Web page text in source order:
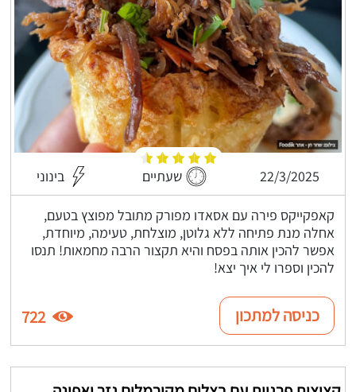
22/3/2025 שעתיים בינוני
קאפקייקס פירה עם אסאדו מפורק מתובל מפוצץ בטעם,
אחלה מנת פתיחה ללא גלוטן, מוצלחת, טעימה, מיוחדת,
אפשר להכין אותה בפסח והיא תקצור הרבה מחמאות! תנסו
להכין וספרו לי איך יצא!
כניסה למתכון 722